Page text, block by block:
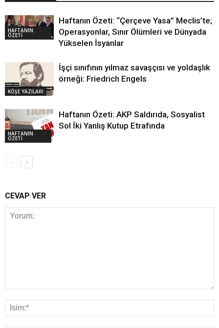
HAFTANIN
ÖZETİ
Haftanın Özeti: “Çerçeve Yasa” Meclis’te;
Operasyonlar, Sınır Ölümleri ve Dünyada
Yükselen İsyanlar
KÖŞE YAZILARI
İşçi sınıfının yılmaz savaşçısı ve yoldaşlık
örneği: Friedrich Engels
HAFTANIN
ÖZETİ
Haftanın Özeti: AKP Saldırıda, Sosyalist
Sol İki Yanlış Kutup Etrafında
CEVAP VER